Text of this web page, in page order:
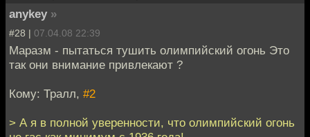
anykey »
#28 | 07.04.08 22:39
Маразм - пытаться тушить олимпийский огонь Это
так они внимание привлекают ?
Кому: Тралл, #2
> А я в полной уверенности, что олимпийский огонь